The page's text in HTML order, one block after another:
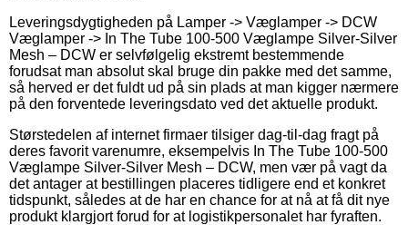
Leveringsdygtigheden på Lamper -> Væglamper -> DCW
Væglamper -> In The Tube 100-500 Væglampe Silver-Silver
Mesh – DCW er selvfølgelig ekstremt bestemmende
forudsat man absolut skal bruge din pakke med det samme,
så herved er det fuldt ud på sin plads at man kigger nærmere
på den forventede leveringsdato ved det aktuelle produkt.
Størstedelen af internet firmaer tilsiger dag-til-dag fragt på
deres favorit varenumre, eksempelvis In The Tube 100-500
Væglampe Silver-Silver Mesh – DCW, men vær på vagt da
det antager at bestillingen placeres tidligere end et konkret
tidspunkt, således at de har en chance for at nå at få dit nye
produkt klargjort forud for at logistikpersonalet har fyraften.